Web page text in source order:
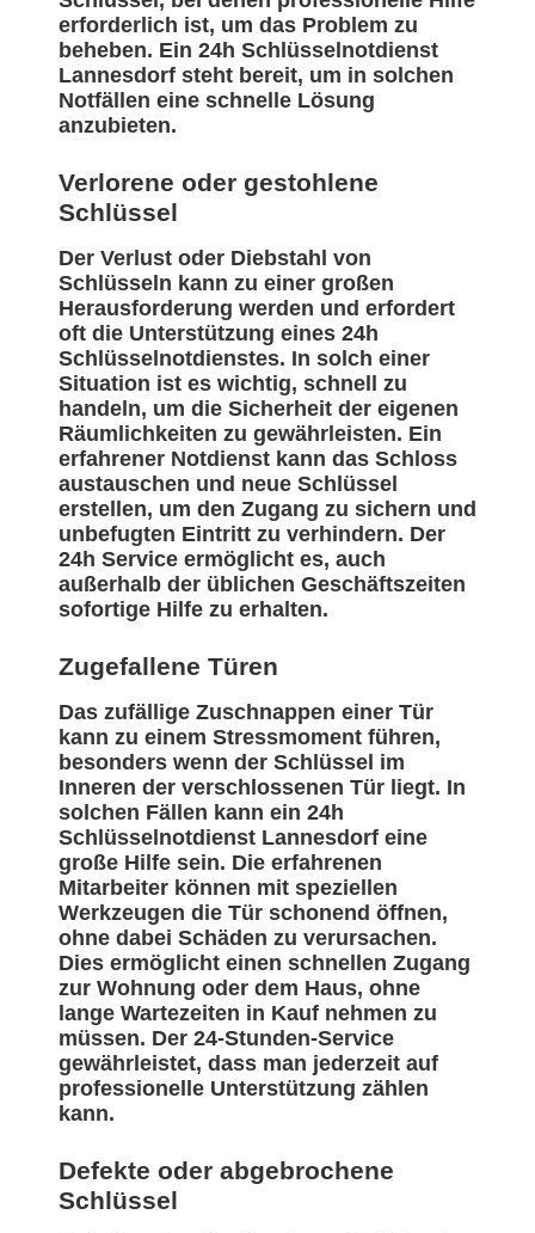
erforderlich ist, um das Problem zu
beheben. Ein 24h Schlüsselnotdienst
Lannesdorf steht bereit, um in solchen
Notfällen eine schnelle Lösung
anzubieten.
Verlorene oder gestohlene
Schlüssel
Der Verlust oder Diebstahl von
Schlüsseln kann zu einer großen
Herausforderung werden und erfordert
oft die Unterstützung eines 24h
Schlüsselnotdienstes. In solch einer
Situation ist es wichtig, schnell zu
handeln, um die Sicherheit der eigenen
Räumlichkeiten zu gewährleisten. Ein
erfahrener Notdienst kann das Schloss
austauschen und neue Schlüssel
erstellen, um den Zugang zu sichern und
unbefugten Eintritt zu verhindern. Der
24h Service ermöglicht es, auch
außerhalb der üblichen Geschäftszeiten
sofortige Hilfe zu erhalten.
Zugefallene Türen
Das zufällige Zuschnappen einer Tür
kann zu einem Stressmoment führen,
besonders wenn der Schlüssel im
Inneren der verschlossenen Tür liegt. In
solchen Fällen kann ein 24h
Schlüsselnotdienst Lannesdorf eine
große Hilfe sein. Die erfahrenen
Mitarbeiter können mit speziellen
Werkzeugen die Tür schonend öffnen,
ohne dabei Schäden zu verursachen.
Dies ermöglicht einen schnellen Zugang
zur Wohnung oder dem Haus, ohne
lange Wartezeiten in Kauf nehmen zu
müssen. Der 24-Stunden-Service
gewährleistet, dass man jederzeit auf
professionelle Unterstützung zählen
kann.
Defekte oder abgebrochene
Schlüssel